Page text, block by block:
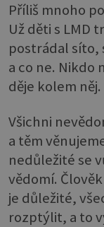
Příliš mnoho
Už děti s LMD
postrádal
a co ne. Nikdo
děje kolem něj.
Všichni
a těm
nedůležité se
vědomí.
je důležité,
rozptýlit, a to